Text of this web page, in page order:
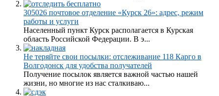
305026 почтовое отделение «Курск 26»: адрес, режим
работы и услуги
Населенный пункт Курск располагается в Курская
область Российской Федерации. В э...
Не теряйте свои посылки: отслеживание 118 Карго в
Волгодонск для удобства получателей
Получение посылок является важной частью нашей
жизни, но многие из нас сталкиваю...